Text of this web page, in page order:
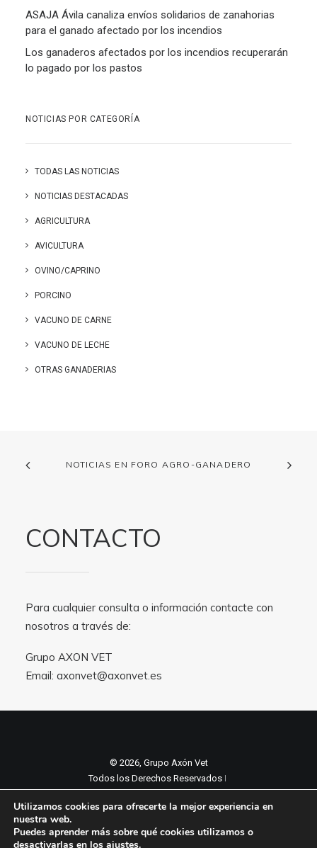
ASAJA Ávila canaliza envíos solidarios de zanahorias
para el ganado afectado por los incendios
Los ganaderos afectados por los incendios recuperarán
lo pagado por los pastos
NOTICIAS POR CATEGORÍA
TODAS LAS NOTICIAS
NOTICIAS DESTACADAS
AGRICULTURA
AVICULTURA
OVINO/CAPRINO
PORCINO
VACUNO DE CARNE
VACUNO DE LECHE
OTRAS GANADERIAS
NOTICIAS EN FORO AGRO-GANADERO
CONTACTO
Para cualquier consulta o información contacte con
nosotros a través de:
Grupo AXON VET
Email: axonvet@axonvet.es
© 2026, Grupo Axón Vet
Todos los Derechos Reservados ǀ
Política de cookies
Utilizamos cookies para ofrecerte la mejor experiencia en
nuestra web.
Puedes aprender más sobre qué cookies utilizamos o
desactivarlas en los ajustes.